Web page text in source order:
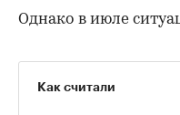
Однако в июле
Как считали